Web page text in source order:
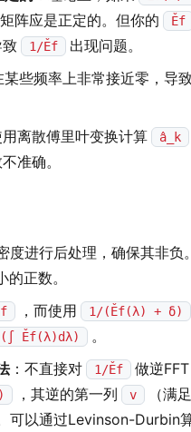
阵应是正定的。但你的 Ěf
1/Ěf
出现问题。
某些频率上非常接近零，导
用离散傅里叶变换计算 â_k
准确。
度进行后处理，确保其非负
的正数。
，而使用 1/(Ěf(λ) + δ)
Ěf(λ)dλ)
。
：不直接对 1/Ěf
做逆
，其逆的第一列 v
（满足
可以通过Levinson-Durbin